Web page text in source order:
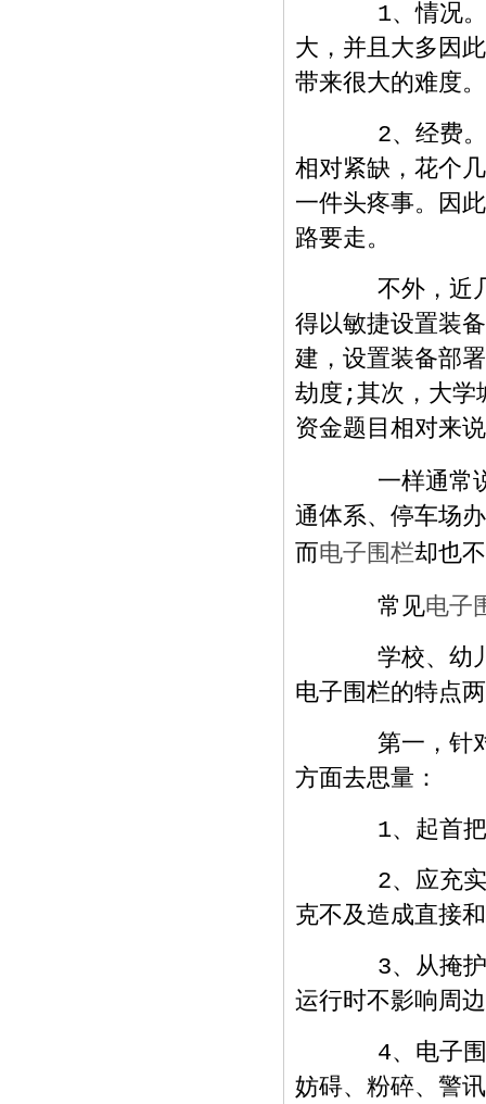
1、情况。
大，并且大多因
带来很大的难度。
2、经费。
相对紧缺，花个
一件头疼事。因
路要走。
不外，近几
得以敏捷设置装
建，设置装备部
劫度;其次，大学
资金题目相对来
一样通常说
通体系、停车场
而电子围栏却也
常见电子
学校、幼儿
电子围栏的特点
第一，针对
方面去思量：
1、起首把
2、应充实
克不及造成直接
3、从掩护
运行时不影响周
4、电子围
妨碍、粉碎、警